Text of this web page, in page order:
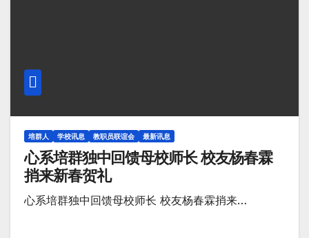
培群人 学校讯息 教职员联谊会 最新讯息
心系培群独中回馈母校师长 校友杨春霖
捎来新春贺礼
心系培群独中回馈母校师长 校友杨春霖捎来…